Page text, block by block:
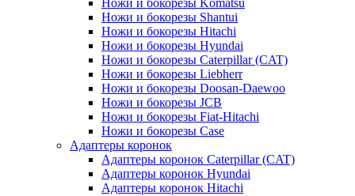
Ножи и бокорезы Shantui
Ножи и бокорезы Hitachi
Ножи и бокорезы Hyundai
Ножи и бокорезы Caterpillar (CAT)
Ножи и бокорезы Liebherr
Ножи и бокорезы Doosan-Daewoo
Ножи и бокорезы JCB
Ножи и бокорезы Fiat-Hitachi
Ножи и бокорезы Case
Адаптеры коронок
Адаптеры коронок Caterpillar (CAT)
Адаптеры коронок Hyundai
Адаптеры коронок Hitachi